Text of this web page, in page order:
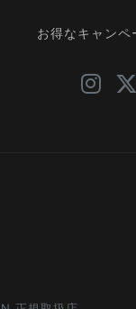
お得なキャンペ